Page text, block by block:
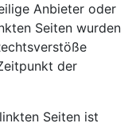
Anbieter oder
Seiten wurden
der
Seiten ist